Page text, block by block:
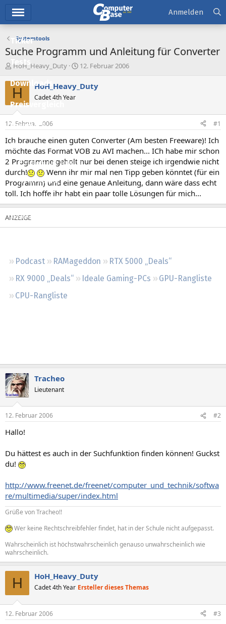
Ticker
Tests
Downloads
Preisvergleich
Forum
Aktuelles
Empfohlene Inhalte
Neue Beiträge
Neueste Aktivitäten
Leserartikel
Podcast RAMageddon
RTX 5000 „Deals“
RX 9000 „Deals“
Ideale Gaming-PCs
GPU-Rangliste
CPU-Rangliste
Anmelden
Systemtools
Suche Programm und Anleitung für Converter
E
s
t
e
e
r
HoH_Heavy_Duty
E
s
t
t
a
m
12. Februar 2006
H HoH_Heavy_Duty
Cadet 4th Year
12. Februar 2006 #1
Ich brauche einen guten Converter (Am besten Freeware)! Ich
möchte das Format VOB zu AVI machen... ICh habe mir schon
2 Programme geholt nur bei denen steige ich irgendwie nicht
durch!
Wenn ihr mir mal nen Tipp geben könntet (für ein
Programm) und eine genaue Anleitung, dann wäre dass echt
toll. Ich hoffe ihr habt ein paar tolle Lösungen für mich...
Tracheo
Lieutenant
12. Februar 2006 #2
Hallo!
Du hättest es auch in der Suchfunktion finden können! Guckst
du!
http://www.freenet.de/freenet/computer_und_technik/softwa
re/multimedia/super/index.html
Grüße von Tracheo!!
Wer keine Rechtschreibfehler findet, hat in der Schule nicht aufgepasst.
Wahrscheinlich ist höchstwahrscheinlich genauso unwahrscheinlich wie
wahrscheinlich.
H HoH_Heavy_Duty
Cadet 4th Year Ersteller dieses Themas
12. Februar 2006 #3